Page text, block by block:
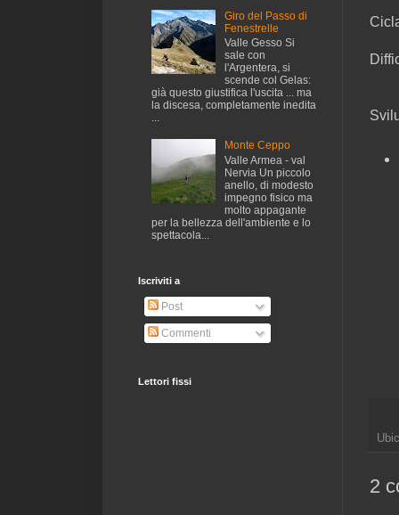
2
Giro del Passo di
Fenestrelle
Valle Gesso Si
sale con
l'Argentera, si
scende col Gelas:
già questo giustifica l'uscita ... ma
la discesa, completamente inedita
...
Monte Ceppo
Valle Armea - val
Nervia Un piccolo
anello, di modesto
impegno fisico ma
molto appagante
per la bellezza dell'ambiente e lo
spettacola...
Iscriviti a
Post
Commenti
Lettori fissi